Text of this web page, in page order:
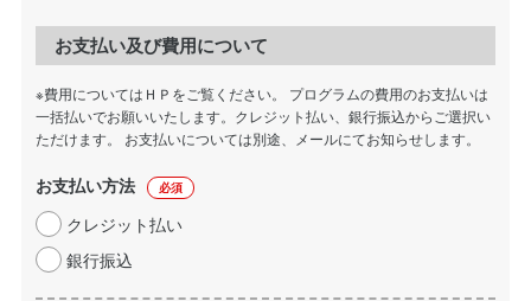
お支払い及び費用について
※費用についてはＨＰをご覧ください。 プログラムの費用のお支払いは
一括払いでお願いいたします。クレジット払い、銀行振込からご選択い
ただけます。 お支払いについては別途、メールにてお知らせします。
お支払い方法 必須
クレジット払い
銀行振込